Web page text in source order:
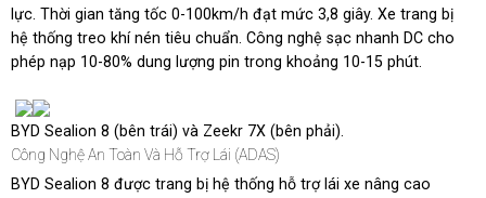
lực. Thời gian tăng tốc 0-100km/h đạt mức 3,8 giây. Xe trang bị
hệ thống treo khí nén tiêu chuẩn. Công nghệ sạc nhanh DC cho
phép nạp 10-80% dung lượng pin trong khoảng 10-15 phút.
BYD Sealion 8 (bên trái) và Zeekr 7X (bên phải).
Công Nghệ An Toàn Và Hỗ Trợ Lái (ADAS)
BYD Sealion 8 được trang bị hệ thống hỗ trợ lái xe nâng cao